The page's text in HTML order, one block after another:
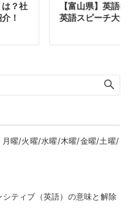
？社
！
【富山県】英語
英語スピーチ大
月曜/火曜/水曜/木曜/金曜/土曜/
ティブ（英語）の意味と解除